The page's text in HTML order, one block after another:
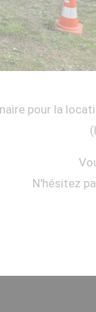
pour la
N'hésitez